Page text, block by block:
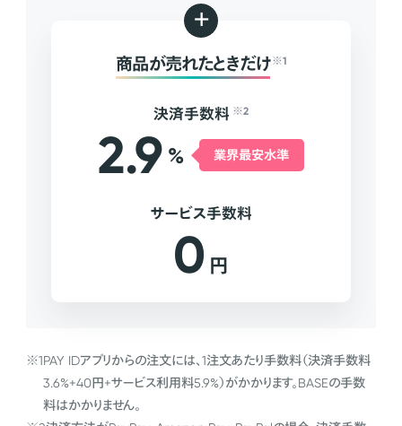
+
商品が売れたときだけ ※1
決済手数料 ※2
2.9 % 業界最安水準
サービス手数料
0 円
※1PAY IDアプリからの注文には、1注文あたり手数料（決済手数料
3.6%+40円+サービス利用料5.9%）がかかります。BASEの手数
料はかかりません。